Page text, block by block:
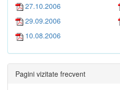
27.10.2006
29.09.2006
10.08.2006
Pagini vizitate frecvent